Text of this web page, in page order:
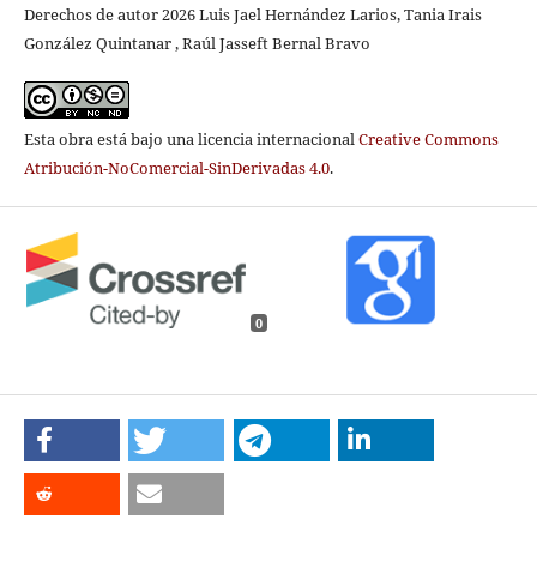
Derechos de autor 2026 Luis Jael Hernández Larios, Tania Irais
González Quintanar , Raúl Jasseft Bernal Bravo
Esta obra está bajo una licencia internacionalCreative Commons
Atribución-NoComercial-SinDerivadas 4.0.
0